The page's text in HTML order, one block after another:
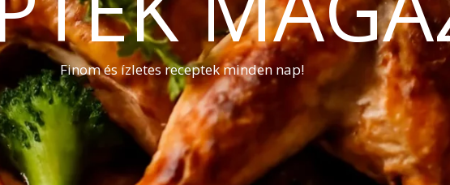
Finom és ízletes receptek minden nap!